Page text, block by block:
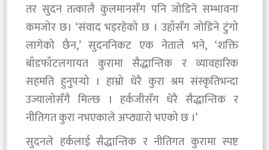
तर सुदन तत्कालै कुलमानसँग पनि जोडिने सम्भावना
कमजोर छ। ‘संवाद भइरहेको छ । उहाँसँग जोडिने टुंगो
लागेको छैन,’ सुदननिकट एक नेताले भने, ‘शक्ति
बाँडफाँटलगायत कुरामा सैद्धान्तिक र व्यावहारिक
सहमति हुनुपर्‍यो । हाम्रो धेरै कुरा श्रम संस्कृतिभन्दा
उज्यालोसँगै मिल्छ । हर्कजीसँग धेरै सैद्धान्तिक र
नीतिगत कुरा नभएकाले अप्ठ्यारो भएको छ ।’
सुदनले हर्कलाई सैद्धान्तिक र नीतिगत कुरामा स्पष्ट